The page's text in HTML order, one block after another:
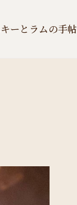
ーとラムの手帖